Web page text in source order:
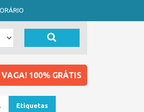
100% GRÁTIS
Etiquetas